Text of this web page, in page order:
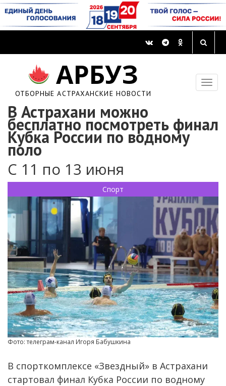
АРБУЗ
ОТБОРНЫЕ АСТРАХАНСКИЕ НОВОСТИ
В Астрахани можно
бесплатно посмотреть финал
Кубка России по водному
поло
С 11 по 13 июня
Спорт
Фото: телеграм-канал Игоря Бабушкина
В спорткомплексе «Звездный» в Астрахани
стартовал финал Кубка России по водному